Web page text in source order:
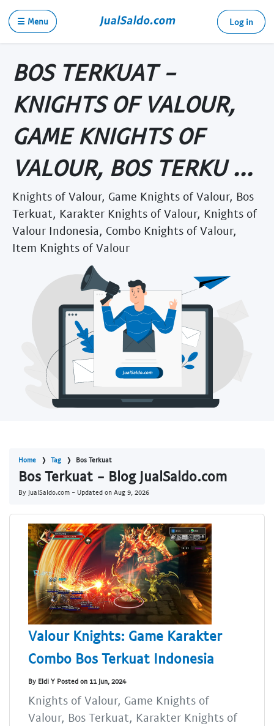
☰ Menu Log in
BOS TERKUAT -
KNIGHTS OF VALOUR,
GAME KNIGHTS OF
VALOUR, BOS TERKU ...
Knights of Valour, Game Knights of Valour, Bos
Terkuat, Karakter Knights of Valour, Knights of
Valour Indonesia, Combo Knights of Valour,
Item Knights of Valour
Home Tag Bos Terkuat
Bos Terkuat - Blog JualSaldo.com
By JualSaldo.com - Updated on Aug 9, 2026
Valour Knights: Game Karakter
Combo Bos Terkuat Indonesia
By Eldi Y Posted on 11 Jun, 2024
Knights of Valour, Game Knights of
Valour, Bos Terkuat, Karakter Knights of